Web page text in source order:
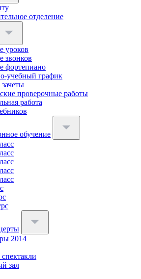
отделение
уроков
звонков
фортепиано
учебный график
проверочные работы
работа
обучение
2014
зал